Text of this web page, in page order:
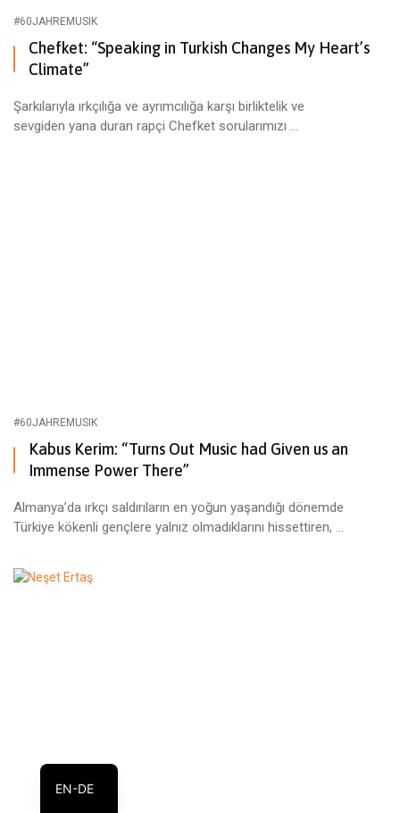
#60JAHREMUSIK
Chefket: “Speaking in Turkish Changes My Heart’s
Climate”
Şarkılarıyla ırkçılığa ve ayrımcılığa karşı birliktelik ve
sevgiden yana duran rapçi Chefket sorularımızı ...
#60JAHREMUSIK
Kabus Kerim: “Turns Out Music had Given us an
Immense Power There”
Almanya’da ırkçı saldırıların en yoğun yaşandığı dönemde
Türkiye kökenli gençlere yalnız olmadıklarını hissettiren, ...
EN-DE